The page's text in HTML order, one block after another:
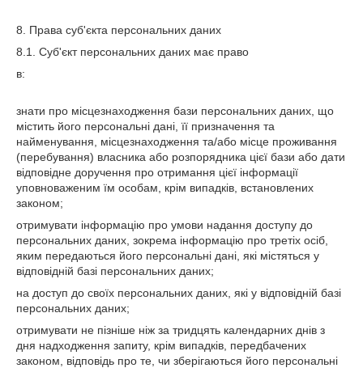
8. Права суб'єкта персональних даних
8.1. Суб'єкт персональних даних має право
в:
знати про місцезнаходження бази персональних даних, що
містить його персональні дані, її призначення та
найменування, місцезнаходження та/або місце проживання
(перебування) власника або розпорядника цієї бази або дати
відповідне доручення про отримання цієї інформації
уповноваженим їм особам, крім випадків, встановлених
законом;
отримувати інформацію про умови надання доступу до
персональних даних, зокрема інформацію про третіх осіб,
яким передаються його персональні дані, які містяться у
відповідній базі персональних даних;
на доступ до своїх персональних даних, які у відповідній базі
персональних даних;
отримувати не пізніше ніж за тридцять календарних днів з
дня надходження запиту, крім випадків, передбачених
законом, відповідь про те, чи зберігаються його персональні